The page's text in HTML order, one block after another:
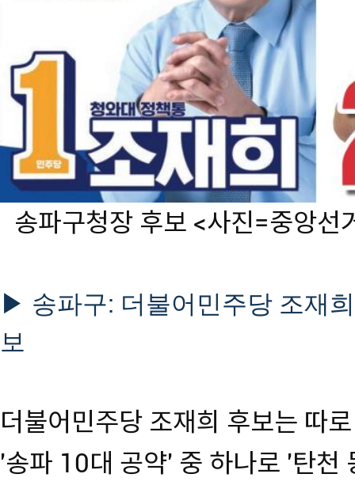
송파구청장 후보 <사진=중앙선
▶ 송파구: 더불어민주당 조재
보
더불어민주당 조재희 후보는 따
'송파 10대 공약' 중 하나로 '탄천